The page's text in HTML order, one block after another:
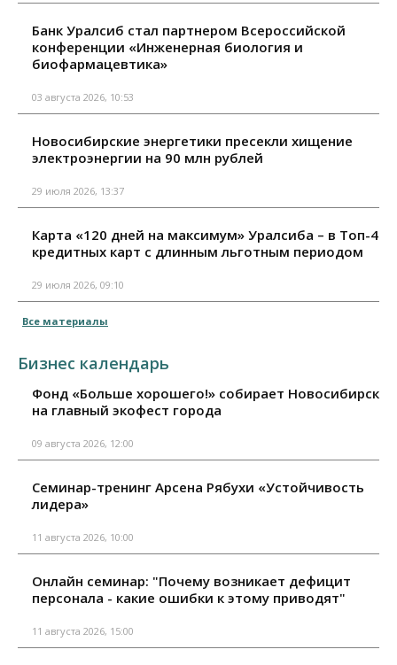
Банк Уралсиб стал партнером Всероссийской
конференции «Инженерная биология и
биофармацевтика»
03 августа 2026, 10:53
Новосибирские энергетики пресекли хищение
электроэнергии на 90 млн рублей
29 июля 2026, 13:37
Карта «120 дней на максимум» Уралсиба – в Топ-4
кредитных карт с длинным льготным периодом
29 июля 2026, 09:10
Все материалы
Бизнес календарь
Фонд «Больше хорошего!» собирает Новосибирск
на главный экофест города
09 августа 2026, 12:00
Семинар-тренинг Арсена Рябухи «Устойчивость
лидера»
11 августа 2026, 10:00
Онлайн семинар: "Почему возникает дефицит
персонала - какие ошибки к этому приводят"
11 августа 2026, 15:00